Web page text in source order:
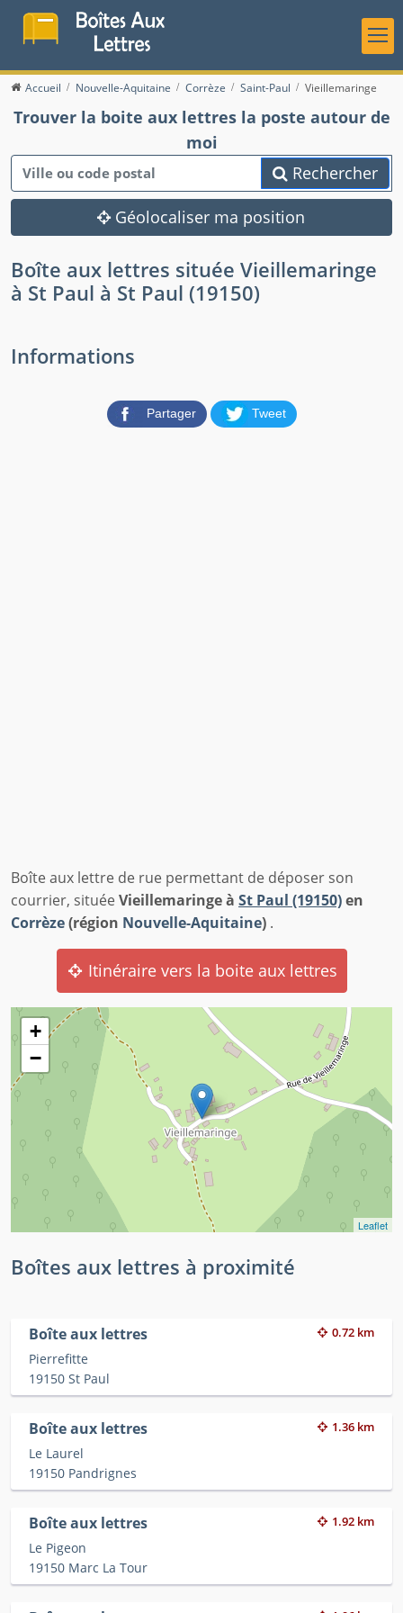
Accueil Nouvelle-Aquitaine Corrèze Saint-Paul Vieillemaringe
Trouver la boite aux lettres la poste autour de
moi
Rechercher
Géolocaliser ma position
Boîte aux lettres située Vieillemaringe
à St Paul à St Paul (19150)
Informations
Partager Tweet
Boîte aux lettre de rue permettant de déposer son
courrier, situéeVieillemaringe à St Paul (19150)en
Corrèze(région Nouvelle-Aquitaine) .
Itinéraire vers la boite aux lettres
+
−
Leaflet
Boîtes aux lettres à proximité
Boîte aux lettres 0.72 km
Pierrefitte
19150 St Paul
Boîte aux lettres 1.36 km
Le Laurel
19150 Pandrignes
Boîte aux lettres 1.92 km
Le Pigeon
19150 Marc La Tour